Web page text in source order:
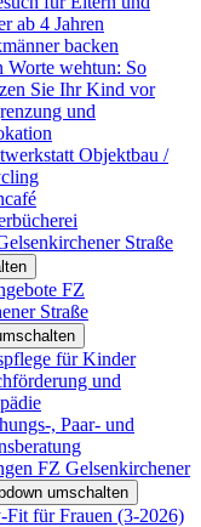
ab 4 Jahren
backen
Worte wehtun: So
Sie Ihr Kind vor
und
Objektbau /
Straße
FZ
Straße
für Kinder
und
, Paar- und
FZ Gelsenkirchener
umschalten
Fit für Frauen (3-2026)